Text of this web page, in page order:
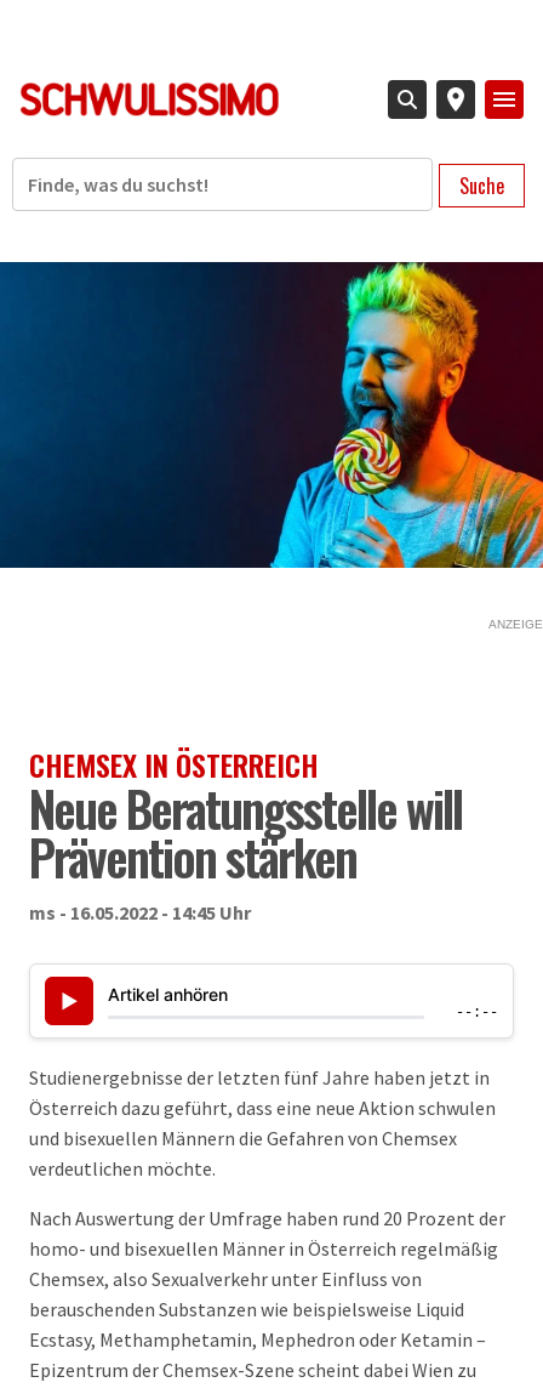
Suche
ANZEIGE
CHEMSEX IN ÖSTERREICH
Neue Beratungsstelle will
Prävention stärken
ms - 16.05.2022 - 14:45 Uhr
▶ Artikel anhören
--:--
Studienergebnisse der letzten fünf Jahre haben jetzt in
Österreich dazu geführt, dass eine neue Aktion schwulen
und bisexuellen Männern die Gefahren von Chemsex
verdeutlichen möchte.
Nach Auswertung der Umfrage haben rund 20 Prozent der
homo- und bisexuellen Männer in Österreich regelmäßig
Chemsex, also Sexualverkehr unter Einfluss von
berauschenden Substanzen wie beispielsweise Liquid
Ecstasy, Methamphetamin, Mephedron oder Ketamin –
Epizentrum der Chemsex-Szene scheint dabei Wien zu